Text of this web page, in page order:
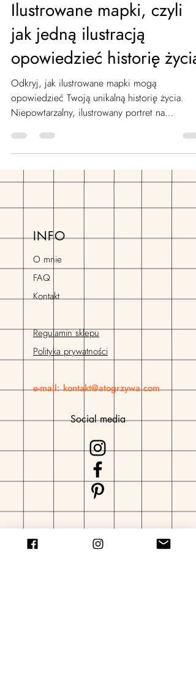
8 paź 2024
2 minut(y) czytania
Ilustrowane mapki, czyli
jak jedną ilustracją
opowiedzieć historię życia!
Odkryj, jak ilustrowane mapki mogą
Niepowtarzalny, ilustrowany portret na
zamówienie!
INFO
O mnie
Kontakt
Regulamin sklepu
Polityka prywatności
e-mail:kontakt@atogrzywa.com
Social media